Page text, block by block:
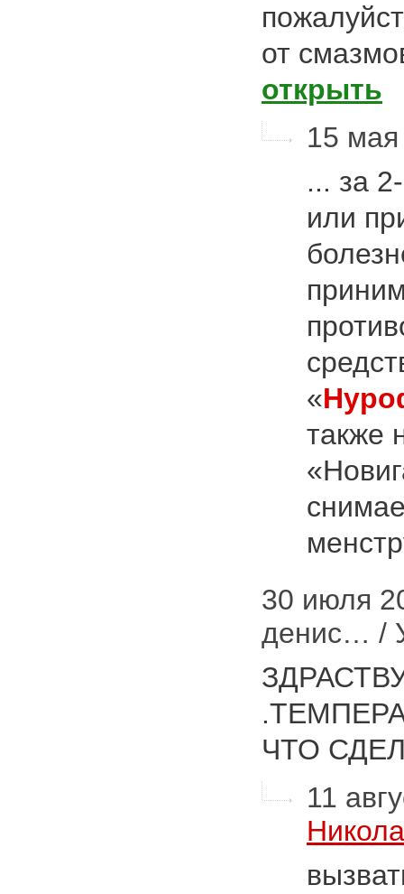
от
открыть
15 мая
... за
или
«
также
30 июля
денис… /
ЧТО
11